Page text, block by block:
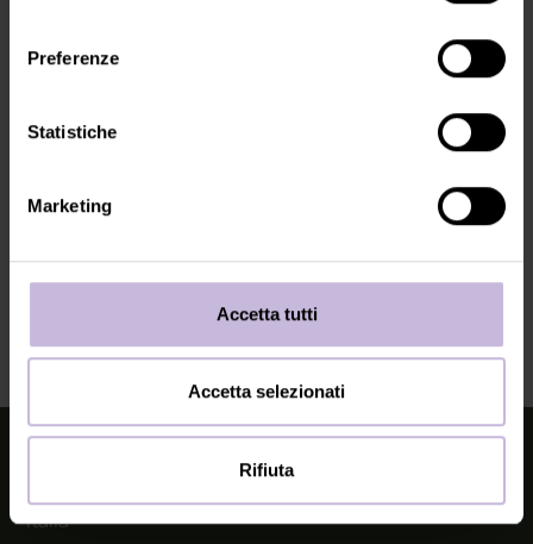
Preferenze
Statistiche
Marketing
Accetta tutti
Accetta selezionati
Rifiuta
FEEDBACK E CONTATTI
hi@bistroemmi.com
METODO DI VALUTAZIONE
Questa dichiarazione è stata redatta tramite
un’autovalutazione interna. I controlli vengono
effettuati periodicamente.
Italia